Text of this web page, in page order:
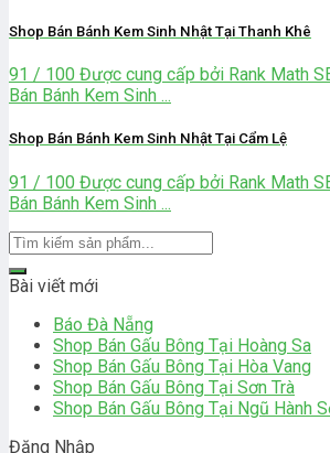
Shop Bán Bánh Kem Sinh Nhật Tại Thanh Khê
91 / 100 Được cung cấp bởi Rank Math
Bán Bánh Kem Sinh ...
Shop Bán Bánh Kem Sinh Nhật Tại Cẩm Lệ
91 / 100 Được cung cấp bởi Rank Math
Bán Bánh Kem Sinh ...
Bài viết mới
Báo Đà Nẵng
Shop Bán Gấu Bông Tại Hoàng Sa
Shop Bán Gấu Bông Tại Hòa Vang
Shop Bán Gấu Bông Tại Sơn Trà
Shop Bán Gấu Bông Tại Ngũ Hành
Đăng Nhập